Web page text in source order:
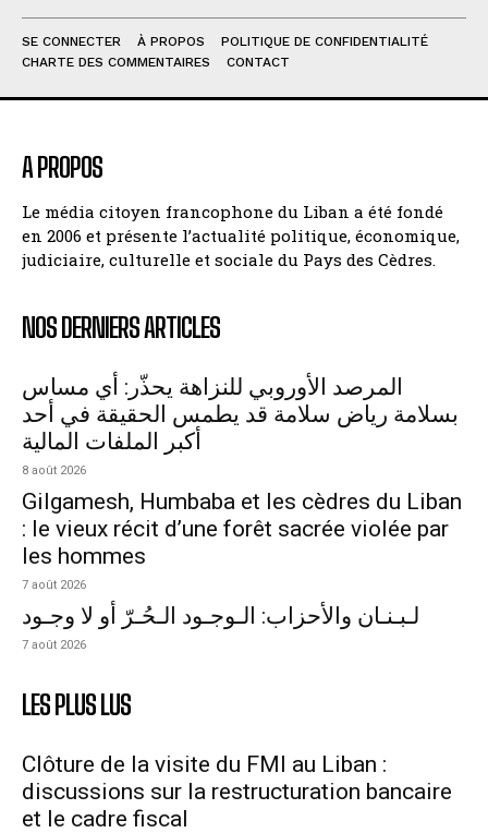
SE CONNECTER À PROPOS
POLITIQUE DE CONFIDENTIALITÉ
CHARTE DES COMMENTAIRES
CONTACT
A PROPOS
Le média citoyen francophone du Liban a été fondé
en 2006 et présente l’actualité politique, économique,
judiciaire, culturelle et sociale du Pays des Cèdres.
NOS DERNIERS ARTICLES
المرصد الأوروبي للنزاهة يحذّر: أي مساس
بسلامة رياض سلامة قد يطمس الحقيقة في أحد
أكبر الملفات المالية
8 août 2026
Gilgamesh, Humbaba et les cèdres du Liban
: le vieux récit d’une forêt sacrée violée par
les hommes
7 août 2026
لـبـنـان والأحزاب: الـوجـود الـحُـرّ أو لا وجـود
7 août 2026
LES PLUS LUS
Clôture de la visite du FMI au Liban :
discussions sur la restructuration bancaire
et le cadre fiscal